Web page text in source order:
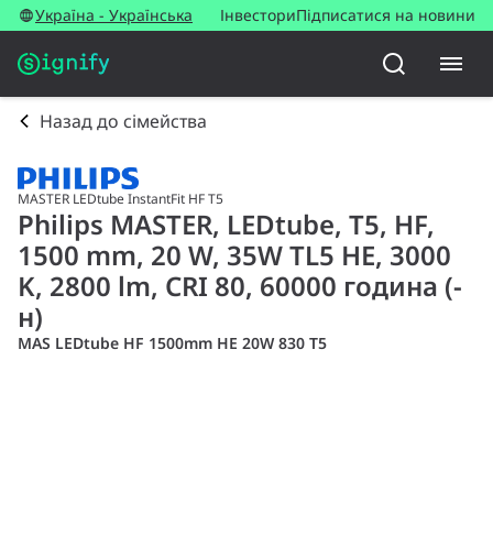
Україна - Українська ІнвесториПідписатися на новини
Назад до сімейства
MASTER LEDtube InstantFit HF T5
Philips MASTER, LEDtube, T5, HF,
1500 mm, 20 W, 35W TL5 HE, 3000
K, 2800 lm, CRI 80, 60000 година (-
н)
MAS LEDtube HF 1500mm HE 20W 830 T5